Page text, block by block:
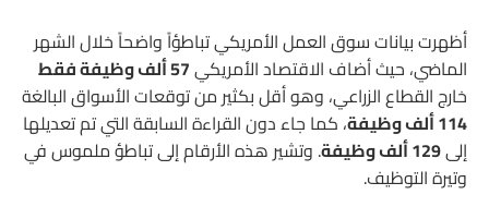
أظهرت بيانات سوق العمل الأمريكي تباطؤاً واضحاً خلال الشهر
الماضي، حيث أضاف الاقتصاد الأمريكي57 ألف وظيفة فقط
خارج القطاع الزراعي، وهو أقل بكثير من توقعات الأسواق البالغة
114 ألف وظيفة
، كما جاء دون القراءة السابقة التي تم تعديلها
إلى129 ألف وظيفة
. وتشير هذه الأرقام إلى تباطؤ ملموس في
وتيرة التوظيف.